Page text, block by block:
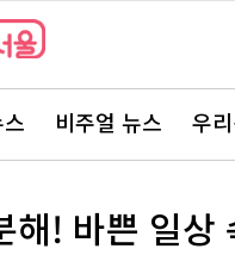
비주얼 뉴스 우
해! 바쁜 일상